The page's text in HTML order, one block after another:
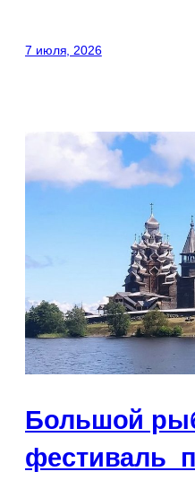
7 июля, 2026
Большой
фестиваль